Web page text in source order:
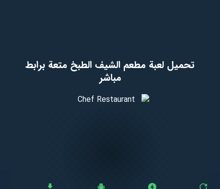
تحميل لعبة مطعم الشيف الطبخ متعة برابط
مباشر